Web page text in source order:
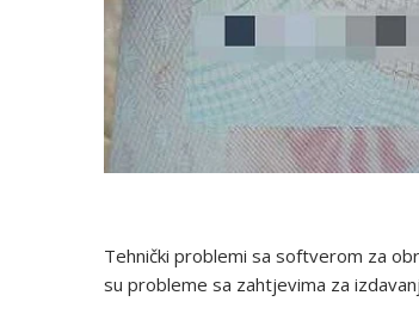
Tehnički problemi sa softverom za
su probleme sa zahtjevima za